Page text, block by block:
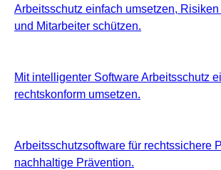
Arbeitsschutz einfach umsetzen,
und Mitarbeiter schützen.
Mit intelligenter Software Arbeitsschutz
rechtskonform umsetzen.
Arbeitsschutzsoftware für rechtssichere
nachhaltige Prävention.